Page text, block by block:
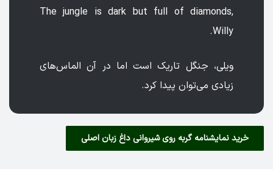
The jungle is dark but full of diamonds,
Willy.
ویلی، جنگل تاریک است اما در آن الماس‌های
زیادی می‌توان پیدا کرد.
خرید نمایشنامه گربه روی شیروانی داغ زبان اصلی